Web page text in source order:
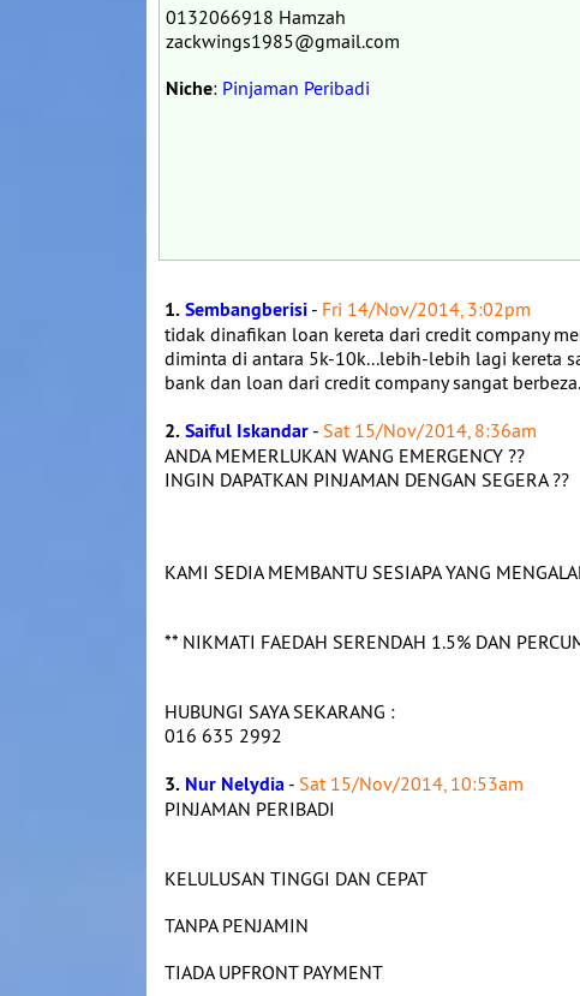
0132066918 Hamzah
zackwings1985@gmail.com
Niche: Pinjaman Peribadi
1.Sembangberisi - Fri 14/Nov/2014, 3:02pm
tidak dinafikan loan kereta dari credit company
diminta di antara 5k-10k...lebih-lebih lagi kereta
bank dan loan dari credit company sangat berbeza.
2.Saiful Iskandar - Sat 15/Nov/2014, 8:36am
ANDA MEMERLUKAN WANG EMERGENCY ??
INGIN DAPATKAN PINJAMAN DENGAN SEGERA ??
KAMI SEDIA MEMBANTU SESIAPA YANG
** NIKMATI FAEDAH SERENDAH 1.5% DAN
HUBUNGI SAYA SEKARANG :
016 635 2992
3. Nur Nelydia - Sat 15/Nov/2014, 10:53am
PINJAMAN PERIBADI
KELULUSAN TINGGI DAN CEPAT
TANPA PENJAMIN
TIADA UPFRONT PAYMENT